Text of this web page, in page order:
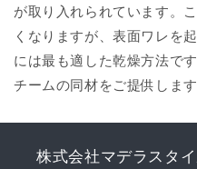
が取り入れられています。
くなりますが、表面ワレを
には最も適した乾燥方法で
チームの同材をご提供します
株式会社マデラスタ